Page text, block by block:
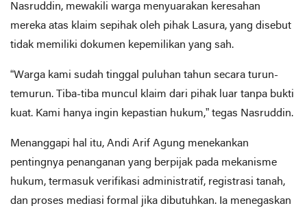
Nasruddin, mewakili warga menyuarakan keresahan
mereka atas klaim sepihak oleh pihak Lasura, yang disebut
tidak memiliki dokumen kepemilikan yang sah.
“Warga kami sudah tinggal puluhan tahun secara turun-
temurun. Tiba-tiba muncul klaim dari pihak luar tanpa bukti
kuat. Kami hanya ingin kepastian hukum,” tegas Nasruddin.
Menanggapi hal itu, Andi Arif Agung menekankan
pentingnya penanganan yang berpijak pada mekanisme
hukum, termasuk verifikasi administratif, registrasi tanah,
dan proses mediasi formal jika dibutuhkan. Ia menegaskan